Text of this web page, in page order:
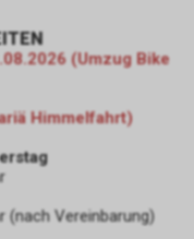
(Umzug Bike
Himmelfahrt)
(nach Vereinbarung)